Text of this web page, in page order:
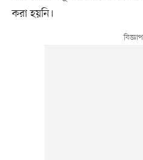
করা হয়নি।